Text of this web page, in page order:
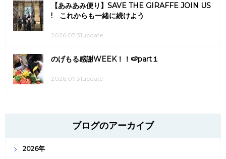
【あみあみ便り】SAVE THE GIRAFFE JOIN US
! これからも一緒に続けよう
2026.07.31update
のげもる感謝WEEK！！🍉part１
2026.07.31update
ブログのアーカイブ
2026年